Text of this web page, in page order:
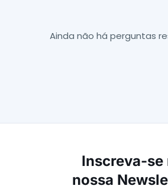
Ainda não há perguntas
Inscreva-se
nossa